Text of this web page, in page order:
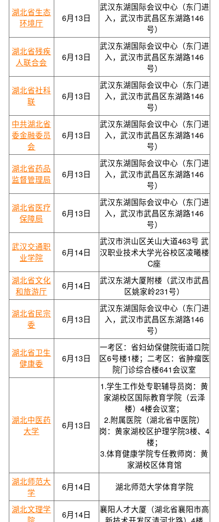
湖北省生态
环境厅
6月13日
武汉东湖国际会议中心（东门进
入，武汉市武昌区东湖路146
号）
湖北省残疾
人联合会
6月13日
武汉东湖国际会议中心（东门进
入，武汉市武昌区东湖路146
号）
湖北省社科
联
6月13日
武汉东湖国际会议中心（东门进
入，武汉市武昌区东湖路146
号）
中共湖北省
委金融委员
会
6月13日
武汉东湖国际会议中心（东门进
入，武汉市武昌区东湖路146
号）
湖北省药品
监督管理局
6月13日
武汉东湖国际会议中心（东门进
入，武汉市武昌区东湖路146
号）
湖北省医疗
保障局
6月13日
武汉东湖国际会议中心（东门进
入，武汉市武昌区东湖路146
号）
武汉交通职
业学院
6月14日
武汉市洪山区关山大道463号 武
汉职业技术大学光谷校区凌曦楼
C座
湖北省文化
和旅游厅
6月14日
武汉东湖大厦附楼（武汉市武昌
区姚家岭231号）
湖北省民宗
委
6月13日
武汉东湖国际会议中心（东门进
入，武汉市武昌区东湖路146
号）
湖北省卫生
健康委
6月13日
一考区：省妇幼保健院街道口院
区6号楼1楼；二考区：省肿瘤医
院门诊综合楼641会议室
湖北中医药
大学
6月13日
1.学生工作处专职辅导员岗：黄
家湖校区国际教育学院（云泽
楼）4楼会议室；
2.附属医院（湖北省中医院）
岗：黄家湖校区护理学院3楼、4
楼；
3.体育健康学院专任教师岗：黄
家湖校区体育馆
湖北师范大
学
6月14日 湖北师范大学体育学院
湖北文理学
6月14日
襄阳人才大厦（湖北省襄阳市高